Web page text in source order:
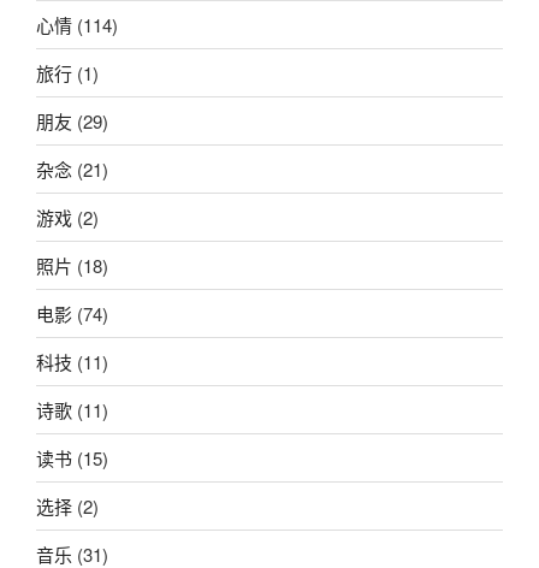
心情 (114)
旅行 (1)
朋友 (29)
杂念 (21)
游戏 (2)
照片 (18)
电影 (74)
科技 (11)
诗歌 (11)
读书 (15)
选择 (2)
音乐 (31)